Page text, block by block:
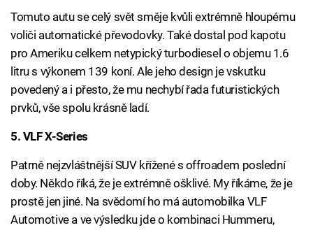
Tomuto autu se celý svět směje kvůli extrémně hloupému
voliči automatické převodovky. Také dostal pod kapotu
pro Ameriku celkem netypický turbodiesel o objemu 1.6
litru s výkonem 139 koní. Ale jeho design je vskutku
povedený a i přesto, že mu nechybí řada futuristických
prvků, vše spolu krásně ladí.
5. VLF X-Series
Patrně nejzvláštnější SUV křížené s offroadem poslední
doby. Někdo říká, že je extrémně ošklivé. My říkáme, že je
prostě jen jiné. Na svědomí ho má automobilka VLF
Automotive a ve výsledku jde o kombinaci Hummeru,